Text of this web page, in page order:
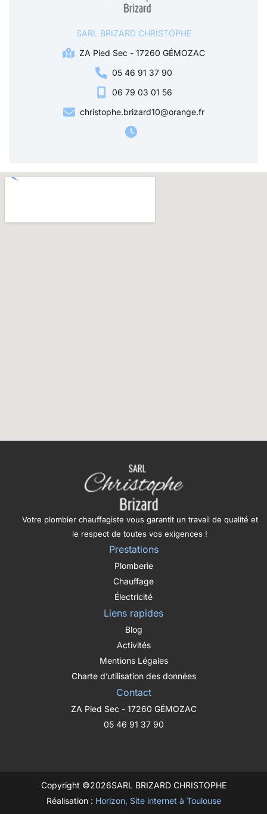
SARL BRIZARD CHRISTOPHE
ZA Pied Sec - 17260 GÉMOZAC
05 46 91 37 90
06 79 03 01 56
christophe.brizard10@orange.fr
Votre plombier chauffagiste vous garantit un travail de qualité et
le respect de toutes vos exigences !
Prestations
Plomberie
Chauffage
Électricité
Liens rapides
Blog
Activités
Mentions Légales
Charte d’utilisation des données
Contact
ZA Pied Sec - 17260 GÉMOZAC
05 46 91 37 90
Copyright ©2026SARL BRIZARD CHRISTOPHE
Réalisation : Horizon, Site internet à Toulouse